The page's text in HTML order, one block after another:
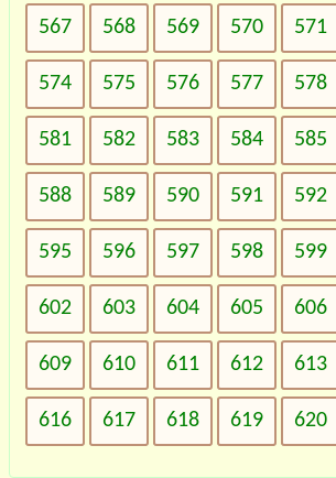
567 568 569 570 571
574 575 576 577 578
581 582 583 584 585
588 589 590 591 592
595 596 597 598 599
602 603 604 605 606
609 610 611 612 613
616 617 618 619 620